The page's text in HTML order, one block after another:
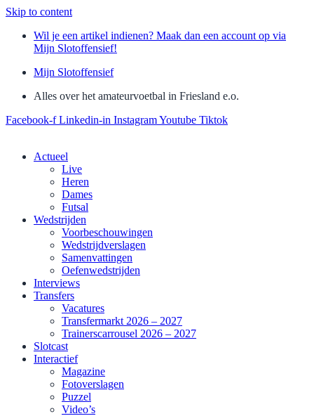
Skip to content
Wil je een artikel indienen? Maak dan een account op via
Mijn Slotoffensief!
Mijn Slotoffensief
Alles over het amateurvoetbal in Friesland e.o.
Facebook-f Linkedin-in InstagramYoutube Tiktok
Actueel
Live
Heren
Dames
Futsal
Wedstrijden
Voorbeschouwingen
Wedstrijdverslagen
Samenvattingen
Oefenwedstrijden
Interviews
Transfers
Vacatures
Transfermarkt 2026 – 2027
Trainerscarrousel 2026 – 2027
Slotcast
Interactief
Magazine
Fotoverslagen
Puzzel
Video’s